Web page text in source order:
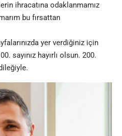
ihracatına odaklanmamız
bu fırsattan
yer verdiğiniz için
sayınız hayırlı olsun. 200.